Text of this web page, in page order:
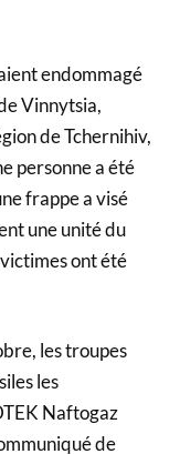
endommagé
Vinnytsia,
de Tchernihiv,
personne a été
frappe a visé
une unité du
ont été
les troupes
les
Naftogaz
de